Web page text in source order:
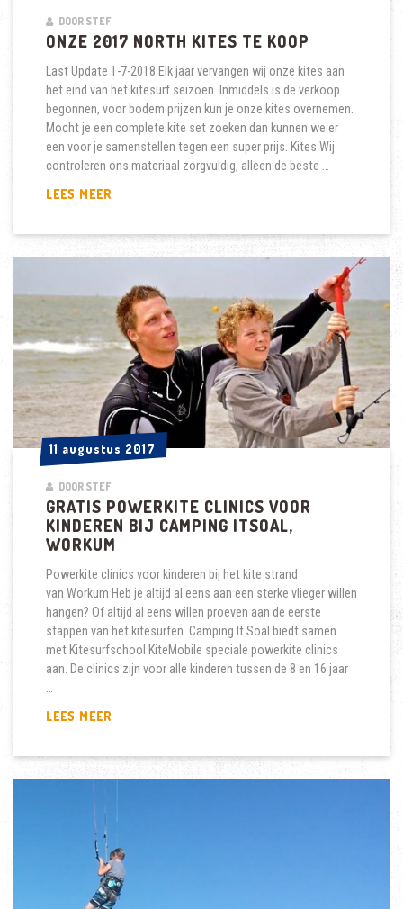
DOOR STEF
ONZE 2017 NORTH KITES TE KOOP
Last Update 1-7-2018 Elk jaar vervangen wij onze kites aan
het eind van het kitesurf seizoen. Inmiddels is de verkoop
begonnen, voor bodem prijzen kun je onze kites overnemen.
Mocht je een complete kite set zoeken dan kunnen we er
een voor je samenstellen tegen een super prijs. Kites Wij
controleren ons materiaal zorgvuldig, alleen de beste …
LEES MEER
KITES
TE
11 augustus 2017
11 augustus 2017
DOOR STEF
GRATIS POWERKITE CLINICS VOOR
KINDEREN BIJ CAMPING ITSOAL,
WORKUM
Powerkite clinics voor kinderen bij het kite strand
van Workum Heb je altijd al eens aan een sterke vlieger willen
hangen? Of altijd al eens willen proeven aan de eerste
stappen van het kitesurfen. Camping It Soal biedt samen
met Kitesurfschool KiteMobile speciale powerkite clinics
aan. De clinics zijn voor alle kinderen tussen de 8 en 16 jaar
LEES MEER
VOOR
KINDEREN
WORKUM